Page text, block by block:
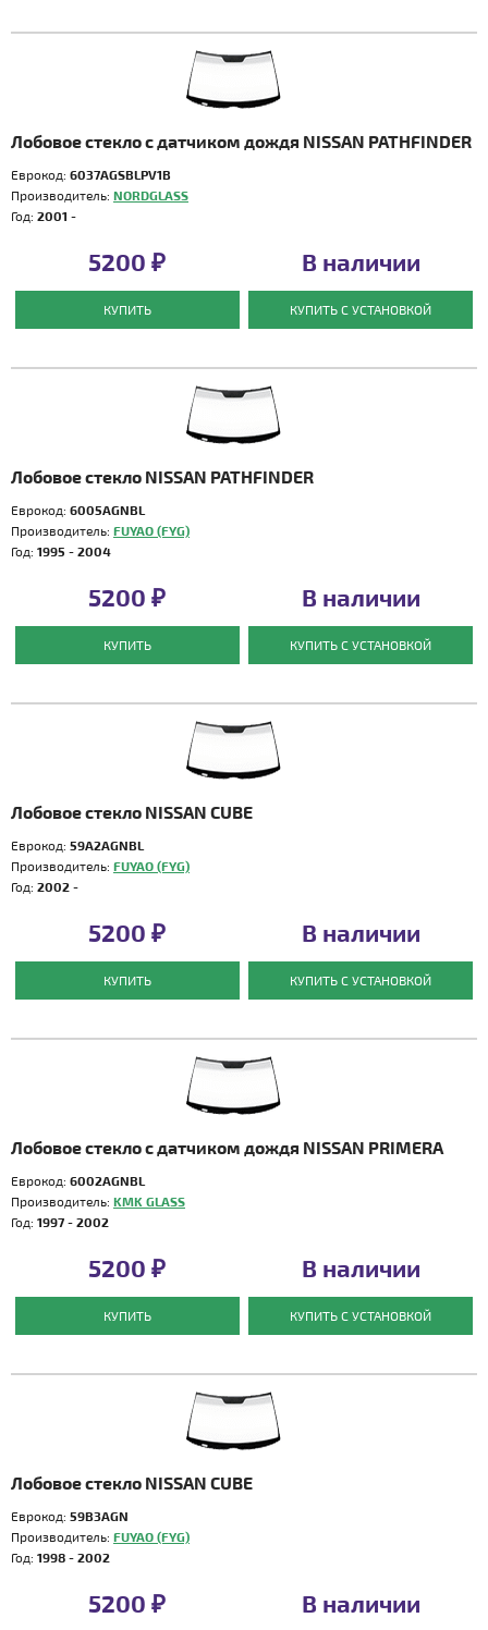
Лобовое стекло с датчиком дождя NISSAN PATHFINDER
Еврокод: 6037AGSBLPV1B
Производитель: NORDGLASS
Год: 2001 -
5200 ₽
КУПИТЬ
В наличии
КУПИТЬ С УСТАНОВКОЙ
Лобовое стекло NISSAN PATHFINDER
Еврокод: 6005AGNBL
Производитель: FUYAO (FYG)
Год: 1995 - 2004
5200 ₽
КУПИТЬ
В наличии
КУПИТЬ С УСТАНОВКОЙ
Лобовое стекло NISSAN CUBE
Еврокод: 59A2AGNBL
Производитель: FUYAO (FYG)
Год: 2002 -
5200 ₽
КУПИТЬ
В наличии
КУПИТЬ С УСТАНОВКОЙ
Лобовое стекло с датчиком дождя NISSAN PRIMERA
Еврокод: 6002AGNBL
Производитель: KMK GLASS
Год: 1997 - 2002
5200 ₽
КУПИТЬ
В наличии
КУПИТЬ С УСТАНОВКОЙ
Лобовое стекло NISSAN CUBE
Еврокод: 59B3AGN
Производитель: FUYAO (FYG)
Год: 1998 - 2002
5200 ₽ В наличии